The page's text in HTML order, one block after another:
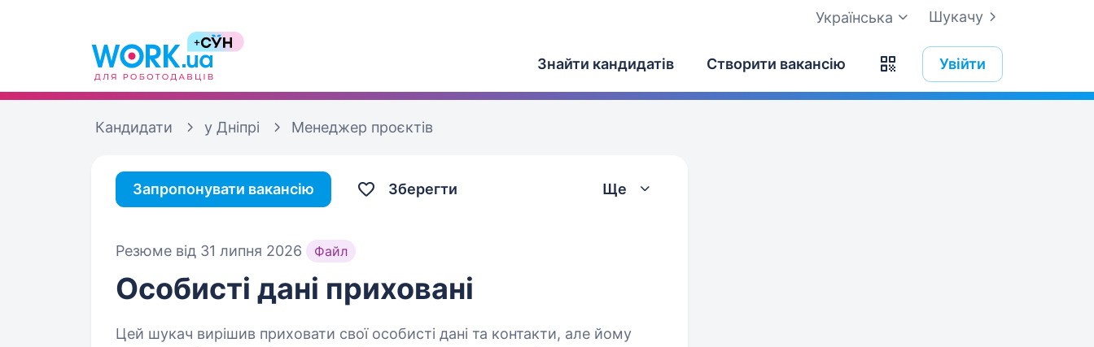
Шукачу
Українська
Знайти кандидатів Створити вакансію Увійти
Кандидати у Дніпрі Менеджер проєктів
Запропонувати вакансію Зберегти Ще
Резюме від 31 липня 2026 Файл
Особисті дані приховані
Цей шукач вирішив приховати свої особисті дані та контакти, але йому